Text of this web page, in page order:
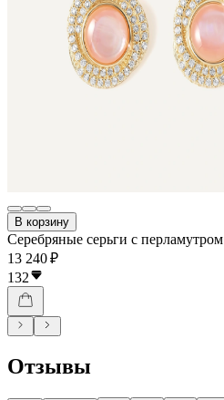
В корзину
Серебряные серьги с перламутром
13 240 ₽
132
Отзывы